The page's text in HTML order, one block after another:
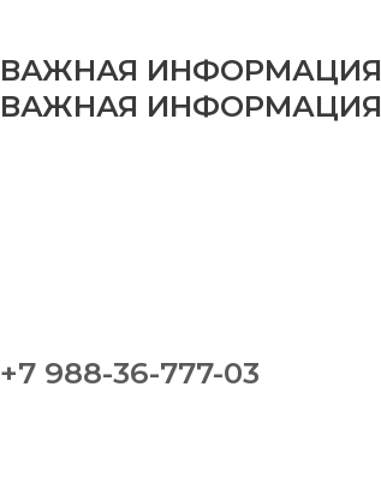
ВАЖНАЯ ИНФОРМАЦИЯ
ВАЖНАЯ ИНФОРМАЦИЯ
+7 988-36-777-03